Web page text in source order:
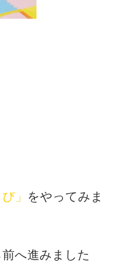
」 をやってみま
へ進みました